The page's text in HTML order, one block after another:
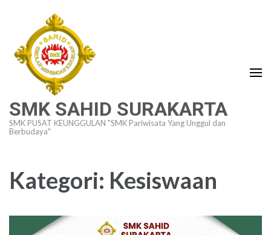
konten
(Tekan
Enter)
SMK SAHID SURAKARTA
SMK PUSAT KEUNGGULAN "SMK Pariwisata Yang Unggul dan
Berbudaya"
Kategori: Kesiswaan